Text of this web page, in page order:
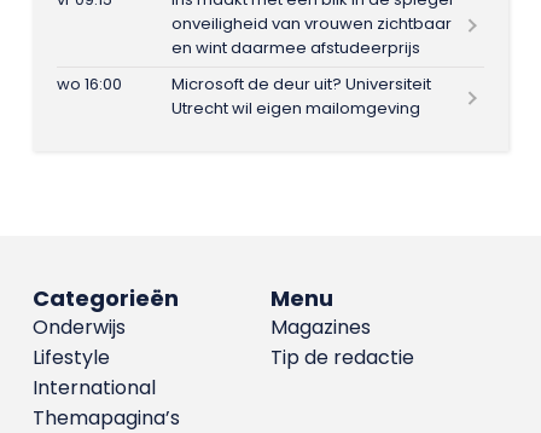
onveiligheid van vrouwen zichtbaar
en wint daarmee afstudeerprijs
wo 16:00
Microsoft de deur uit? Universiteit
Utrecht wil eigen mailomgeving
Menu
Magazines
Tip de redactie
Categorieën
Onderwijs
Lifestyle
International
Themapagina’s